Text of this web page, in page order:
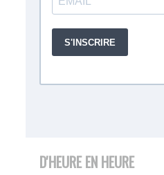
D'HEURE EN HEURE